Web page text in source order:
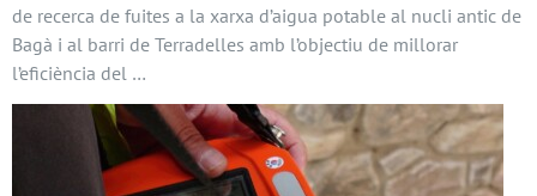
de recerca de fuites a la xarxa d’aigua potable al nucli antic de
Bagà i al barri de Terradelles amb l’objectiu de millorar
l’eficiència del …